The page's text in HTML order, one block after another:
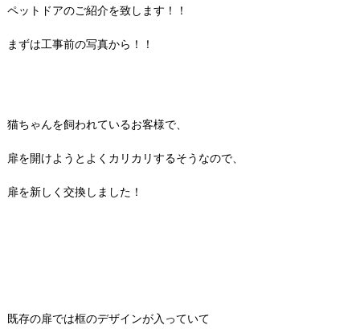
ペットドアのご紹介を致します！！
まずは工事前の写真から！！
猫ちゃんを飼われているお客様で、
扉を開けようとよくカリカリするそうなので、
扉を新しく交換しました！
既存の扉では框のデザインが入っていて